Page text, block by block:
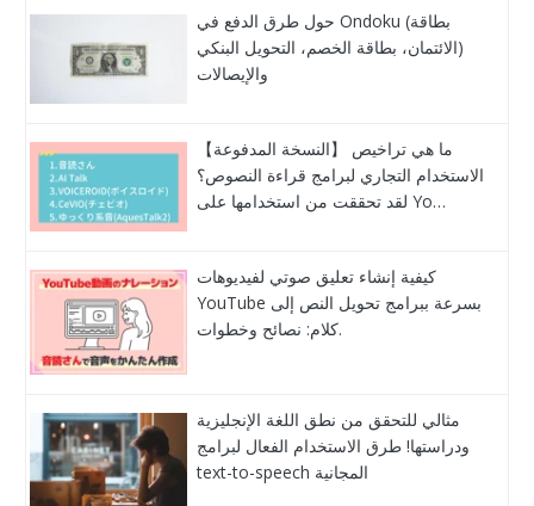
حول طرق الدفع في Ondoku (بطاقة
الائتمان، بطاقة الخصم، التحويل البنكي)
والإيصالات
【النسخة المدفوعة】 ما هي تراخيص
الاستخدام التجاري لبرامج قراءة النصوص؟
لقد تحققت من استخدامها على Yo…
كيفية إنشاء تعليق صوتي لفيديوهات
YouTube بسرعة ببرامج تحويل النص إلى
كلام: نصائح وخطوات.
مثالي للتحقق من نطق اللغة الإنجليزية
ودراستها! طرق الاستخدام الفعال لبرامج
text-to-speech المجانية